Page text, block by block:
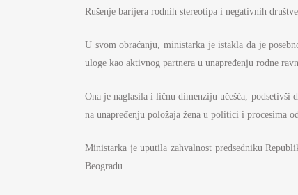
Rušenje barijera rodnih stereotipa i negativnih
U svom obraćanju, ministarka je istakla da je
uloge kao aktivnog partnera u unapređenju rodne
Ona je naglasila i ličnu dimenziju učešća, podsetivši
na unapređenju položaja žena u politici i procesima
Ministarka je uputila zahvalnost predsedniku
Beogradu.